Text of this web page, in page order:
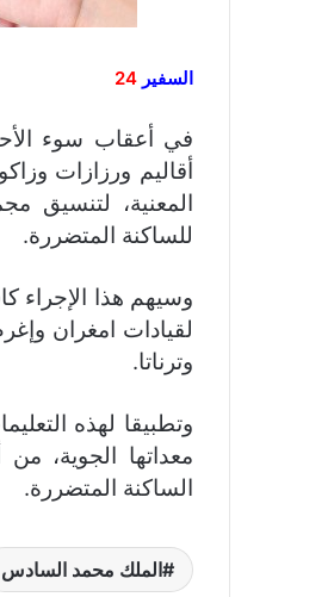
السفير 24
في أعقاب سوء
أقاليم ورزازات
المعنية، لتنسيق
للساكنة المتضررة.
وسيهم هذا الإجراء
لقيادات امغران
وترناتا.
وتطبيقا لهذه
معداتها الجوية،
الساكنة المتضررة.
الملك محمد السادس